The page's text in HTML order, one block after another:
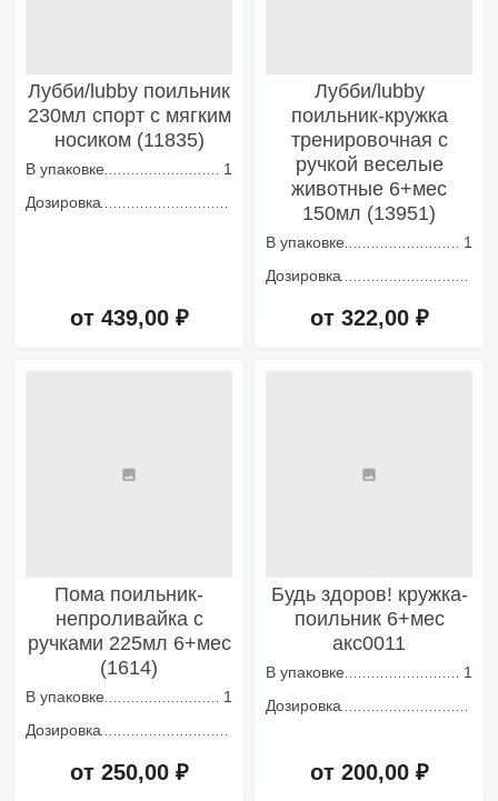
Лубби/lubby поильник
230мл спорт с мягким
носиком (11835)
В упаковке
1
Дозировка
от 439,00 ₽
Лубби/lubby
поильник-кружка
тренировочная с
ручкой веселые
животные 6+мес
150мл (13951)
В упаковке
1
Дозировка
от 322,00 ₽
Пома поильник-
непроливайка с
ручками 225мл 6+мес
(1614)
В упаковке
1
Дозировка
от 250,00 ₽
Будь здоров! кружка-
поильник 6+мес
акс0011
В упаковке
1
Дозировка
от 200,00 ₽